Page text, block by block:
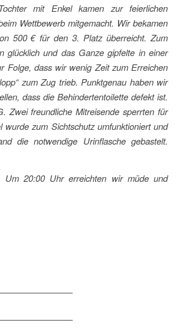
mit Enkel kamen zur feierlichen
Wettbewerb mitgemacht. Wir bekamen
500 € für den 3. Platz überreicht. Zum
glücklich und das Ganze gipfelte in einer
Folge, dass wir wenig Zeit zum Erreichen
zum Zug trieb. Punktgenau haben wir
dass die Behindertentoilette defekt ist.
Zwei freundliche Mitreisende sperrten für
zum Sichtschutz umfunktioniert und
die notwendige Urinflasche gebastelt.
20:00 Uhr erreichten wir müde und